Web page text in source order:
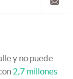
y no puede
2,7 millones